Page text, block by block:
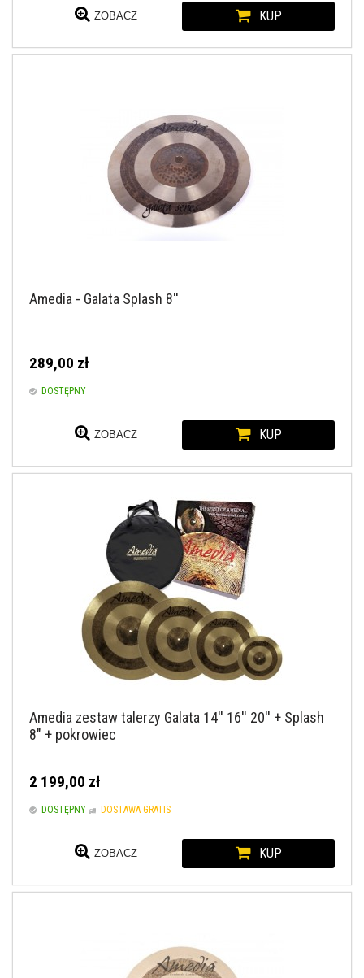
ZOBACZ KUP
Amedia - Galata Splash 8''
289,00 zł
DOSTĘPNY
ZOBACZ KUP
Amedia zestaw talerzy Galata 14'' 16'' 20'' + Splash
8" + pokrowiec
2 199,00 zł
DOSTĘPNY DOSTAWA GRATIS
ZOBACZ KUP